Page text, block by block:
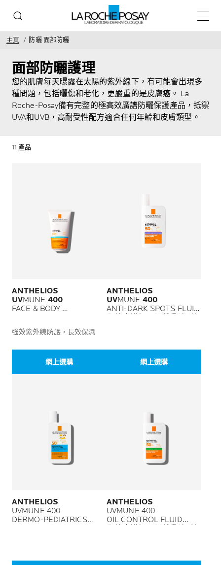
主目錄
主頁 防曬 面部防曬
面部防曬護理
您的肌膚每天曝露在太陽的紫外線下，有可能會出現多
種問題，包括曬傷和老化，更嚴重的是皮膚癌。 La
Roche-Posay備有完整的極高效廣譜防曬保護產品，抵禦
UVA和UVB，高耐受性配方適合任何年齡和皮膚類型。
11 產品
ANTHELIOS
UVMUNE 400
FACE & BODY
全效廣譜面部及身體防曬
乳
強效紫外線防護，長效保濕
網上選購
ANTHELIOS
UVMUNE 400
ANTI-DARK SPOTS FLUID
網上選購
ANTHELIOS
UVMUNE 400
DERMO-PEDIATRICS
ANTHELIOS
UVMUNE 400
OIL CONTROL FLUID